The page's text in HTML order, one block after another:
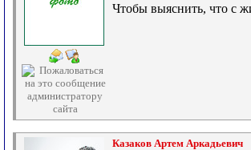
Чтобы выяснить, что с
Казаков Артем Аркадьевич